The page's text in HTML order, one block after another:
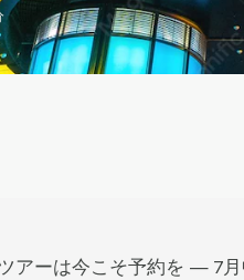
アーは今こそ予約を — 7